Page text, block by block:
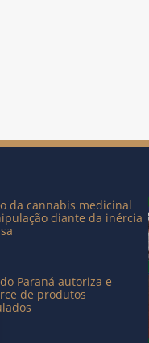
da cannabis medicinal
diante da inércia
Paraná autoriza e-
de produtos